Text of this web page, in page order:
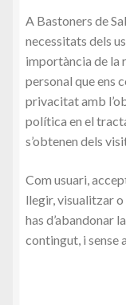
Cap d’any 2022
Cistella
Cookies
El meu compte
Finalitza la compra
La Botigueta
A Bastoners de
necessitats dels
importància de la
personal que ens
privacitat amb
política en el
s’obtenen dels
Com usuari,
llegir, visualitzar o
has d’abandonar
contingut, i sense